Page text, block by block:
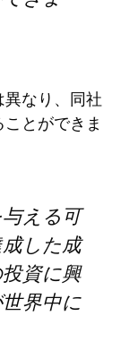
なり、同社
とができま
える可
した成
資に興
界中に